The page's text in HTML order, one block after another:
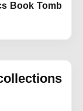
Book Tomb